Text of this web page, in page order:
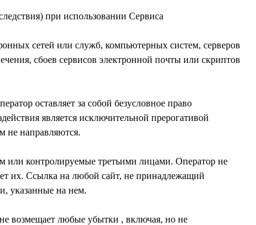
сетей или служб, компьютерных систем, серверов
сбоев сервисов электронной почты или скриптов
оставляет за собой безусловное право
является исключительной прерогативой
или контролируемые третьими лицами. Оператор не
их. Ссылка на любой сайт, не принадлежащий
возмещает любые убытки , включая, но не